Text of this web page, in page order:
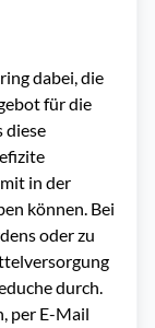
dabei, die
für die
diese
in der
können. Bei
oder zu
durch.
per E-Mail